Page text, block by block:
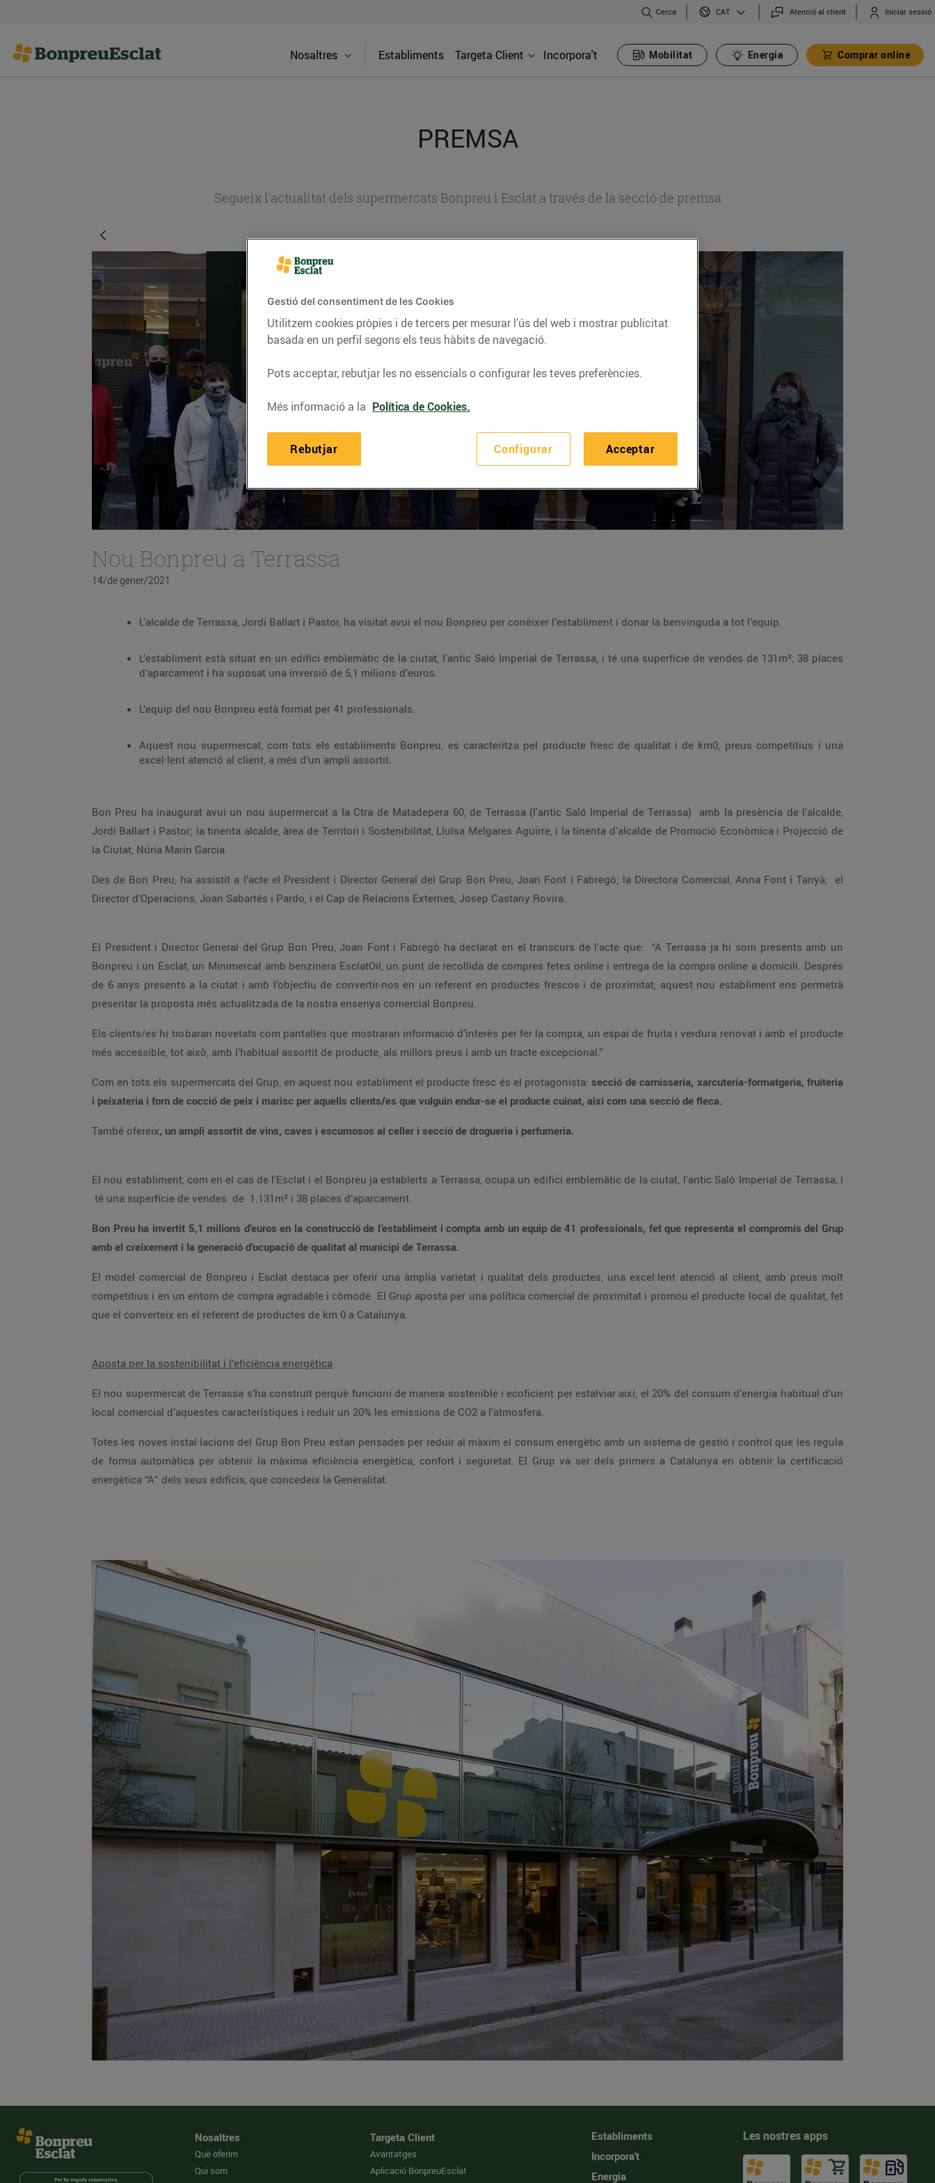
Cerca CAT Atenció al client Iniciar sessió
Nosaltres Establiments Targeta Client Incorpora't Mobilitat Energia Comprar online
PREMSA
Segueix l'actualitat dels supermercats Bonpreu i Esclat a través de la secció de premsa
Nou Bonpreu a Terrassa
14/de gener/2021
L’alcalde de Terrassa, Jordi Ballart i Pastor, ha visitat avui el nou Bonpreu per conèixer l’establiment i donar la benvinguda a tot l’equip.
L’establiment està situat en un edifici emblemàtic de la ciutat, l’antic Saló Imperial de Terrassa, i té una superfície de vendes de 131m², 38 places
d’aparcament i ha suposat una inversió de 5,1 milions d’euros.
L’equip del nou Bonpreu està format per 41 professionals.
Aquest nou supermercat, com tots els establiments Bonpreu, es caracteritza pel producte fresc de qualitat i de km0, preus competitius i una
excel·lent atenció al client, a més d’un ampli assortit.
Bon Preu ha inaugurat avui un nou supermercat a la Ctra de Matadepera 60, de Terrassa (l'antic Saló Imperial de Terrassa) amb la presència de l’alcalde,
Jordi Ballart i Pastor; la tinenta alcalde, àrea de Territori i Sostenibilitat, Lluïsa Melgares Aguirre, i la tinenta d'alcalde de Promoció Econòmica i Projecció de
la Ciutat, Núria Marín García.
Des de Bon Preu, ha assistit a l’acte el President i Director General del Grup Bon Preu, Joan Font i Fabregó; la Directora Comercial, Anna Font i Tanyà; el
Director d’Operacions, Joan Sabartés i Pardo, i el Cap de Relacions Externes, Josep Castany Rovira.
El President i Director General del Grup Bon Preu, Joan Font i Fabregó ha declarat en el transcurs de l’acte que: “A Terrassa ja hi som presents amb un
Bonpreu i un Esclat, un Minimercat amb benzinera EsclatOil, un punt de recollida de compres fetes online i entrega de la compra online a domicili. Després
de 6 anys presents a la ciutat i amb l’objectiu de convertir-nos en un referent en productes frescos i de proximitat, aquest nou establiment ens permetrà
presentar la proposta més actualitzada de la nostra ensenya comercial Bonpreu.
Els clients/es hi trobaran novetats com pantalles que mostraran informació d’interès per fer la compra, un espai de fruita i verdura renovat i amb el producte
més accessible, tot això, amb l’habitual assortit de producte, als millors preus i amb un tracte excepcional.”
Com en tots els supermercats del Grup, en aquest nou establiment el producte fresc és el protagonista: secció de carnisseria, xarcuteria-formatgeria, fruiteria
i peixateria i forn de cocció de peix i marisc per aquells clients/es que vulguin endur-se el producte cuinat, així com una secció de fleca.
També ofereix , un ampli assortit de vins, caves i escumosos al celler i secció de drogueria i perfumeria.
El nou establiment, com en el cas de l’Esclat i el Bonpreu ja establerts a Terrassa, ocupa un edifici emblemàtic de la ciutat, l'antic Saló Imperial de Terrassa, i
té una superfície de vendes de 1.131m² i 38 places d’aparcament.
Bon Preu ha invertit 5,1 milions d’euros en la construcció de l’establiment i compta amb un equip de 41 professionals, fet que representa el compromís del Grup
amb el creixement i la generació d’ocupació de qualitat al municipi de Terrassa.
El model comercial de Bonpreu i Esclat destaca per oferir una àmplia varietat i qualitat dels productes, una excel·lent atenció al client, amb preus molt
competitius i en un entorn de compra agradable i còmode. El Grup aposta per una política comercial de proximitat i promou el producte local de qualitat, fet
que el converteix en el referent de productes de km 0 a Catalunya.
Aposta per la sostenibilitat i l’eficiència energètica
El nou supermercat de Terrassa s’ha construït perquè funcioni de manera sostenible i ecoficient per estalviar així, el 20% del consum d’energia habitual d’un
local comercial d’aquestes característiques i reduir un 20% les emissions de CO2 a l’atmosfera.
Totes les noves instal·lacions del Grup Bon Preu estan pensades per reduir al màxim el consum energètic amb un sistema de gestió i control que les regula
de forma automàtica per obtenir la màxima eficiència energètica, confort i seguretat. El Grup va ser dels primers a Catalunya en obtenir la certificació
energètica “A” dels seus edificis, que concedeix la Generalitat.
Nosaltres
Què oferim
Qui som
Targeta Client
Avantatges
Aplicació BonpreuEsclat
Establiments
Incorpora't
Energia
Les nostres apps
Gestió del consentiment de les Cookies
Utilitzem cookies pròpies i de tercers per mesurar l’ús del web i mostrar publicitat
basada en un perfil segons els teus hàbits de navegació.
Pots acceptar, rebutjar les no essencials o configurar les teves preferències.
Més informació a la Política de Cookies.
Configurar
Rebutjar Acceptar